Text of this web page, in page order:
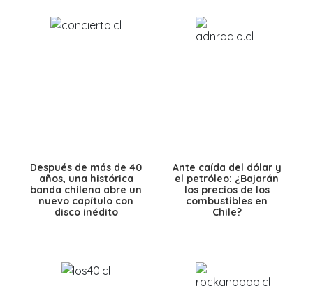
Después de más de 40
años, una histórica
banda chilena abre un
nuevo capítulo con
disco inédito
Ante caída del dólar y
el petróleo: ¿Bajarán
los precios de los
combustibles en
Chile?